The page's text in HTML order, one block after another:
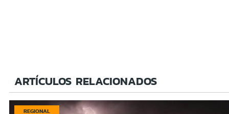
ARTÍCULOS RELACIONADOS
REGIONAL